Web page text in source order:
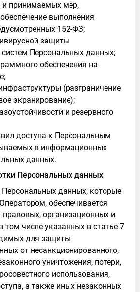
и принимаемых мер,
выполнения
152-ФЗ;
защиты
Персональных данных;
обеспечения на
(разграничение
экранирование);
и резервного
доступа к Персональным
в информационных
данных.
Персональных данных
Персональных данных, которые
обеспечивается
правовых, организационных и
том числе указанных в статье 7
для защиты
от несанкционированного,
уничтожения, потери,
использования,
а также иных незаконных